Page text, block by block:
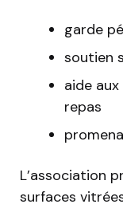
garde
soutien
aide
repas
L’association
surfaces